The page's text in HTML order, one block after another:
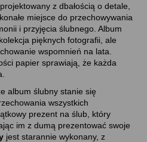
z dbałością o detale,
miejsce do przechowywania
i przyjęcia ślubnego. Album
pięknych fotografii, ale
wspomnień na lata.
papier sprawiają, że każda
album ślubny stanie się
wszystkich
prezent na ślub, który
im z dumą prezentować swoje
jest starannie wykonany, z